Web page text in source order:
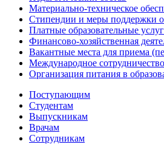
Материально-техническое
Стипендии и меры поддержки
Платные образовательные
Финансово-хозяйственная
Вакантные места для приема
Международное сотрудничество
Организация питания в
Поступающим
Студентам
Выпускникам
Врачам
Сотрудникам